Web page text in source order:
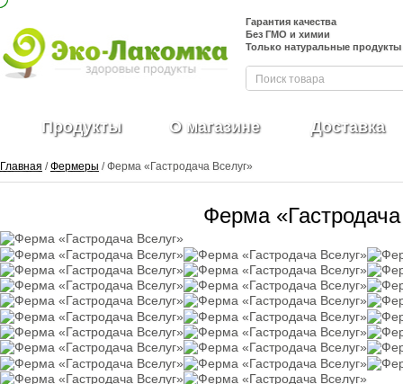
Гарантия качества
Без ГМО и химии
Только натуральные продукты
Продукты О магазине Доставка
Главная /Фермеры / Ферма «Гастродача Вселуг»
Ферма